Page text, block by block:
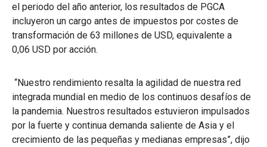
el periodo del año anterior, los resultados de PGCA
incluyeron un cargo antes de impuestos por costes de
transformación de 63 millones de USD, equivalente a
0,06 USD por acción.
“Nuestro rendimiento resalta la agilidad de nuestra red
integrada mundial en medio de los continuos desafíos de
la pandemia. Nuestros resultados estuvieron impulsados
por la fuerte y continua demanda saliente de Asia y el
crecimiento de las pequeñas y medianas empresas”, dijo